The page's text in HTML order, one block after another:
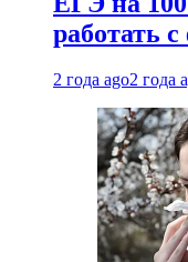
работать
2 года ago2 года